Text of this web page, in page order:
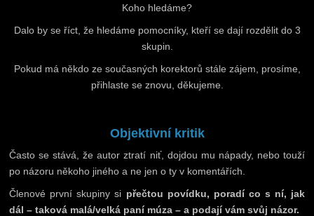
Koho hledáme?
Dalo by se říct, že hledáme pomocníky, kteří se dají rozdělit do 3
skupin.
Pokud má někdo ze současných korektorů stále zájem, prosíme,
přihlaste se znovu, děkujeme.
Objektivní kritik
Často se stává, že autor ztratí niť, dojdou mu nápady, nebo touží
po názoru někoho jiného a ne jen o ty v komentářích.
Členové první skupiny si přečtou povídku, poradí co s ní, jak
dál – taková malá/velká paní múza – a podají vám svůj názor.